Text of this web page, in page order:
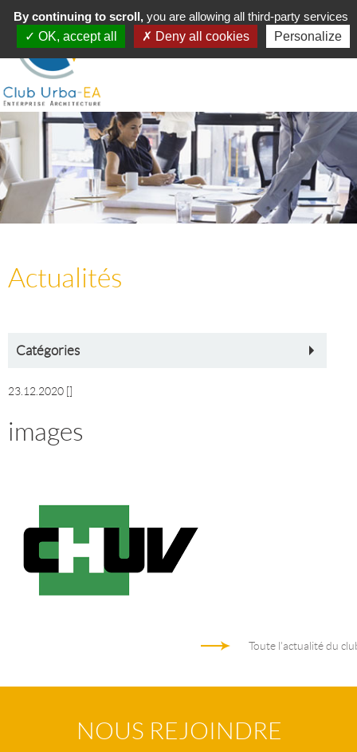
Toggle
navigation
MENU
Actualités
Catégories
23.12.2020
images
Toute l'actualité du
NOUS REJOINDRE
By continuing to scroll,you are allowing all third-party services
OK, accept all
Deny all cookies Personalize